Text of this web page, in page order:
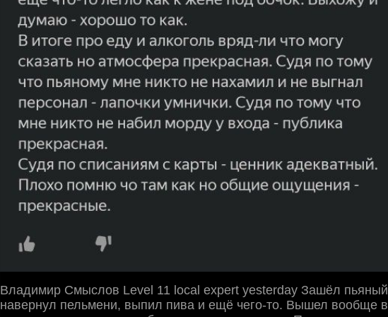
Владимир Смыслов Level 11 local expert yesterday Зашёл пьяный
навернул пельмени, выпил пива и ещё чего-то. Вышел вообще в